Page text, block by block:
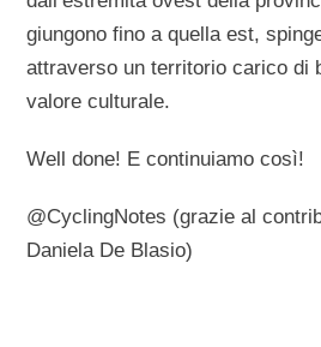
giungono fino a quella est,
attraverso un territorio carico di
valore culturale.
Well done! E continuiamo così!
@CyclingNotes (grazie al
Daniela De Blasio)